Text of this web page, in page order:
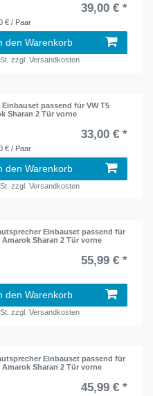
39,00 € *
€ / Paar
den Warenkorb
zzgl.Versandkosten
passend für VW T5
Sharan 2 Tür vorne
33,00 € *
€ / Paar
den Warenkorb
zzgl.Versandkosten
Einbauset passend für
Amarok Sharan 2 Tür vorne
55,99 € *
den Warenkorb
zzgl.Versandkosten
Einbauset passend für
Amarok Sharan 2 Tür vorne
45,99 € *